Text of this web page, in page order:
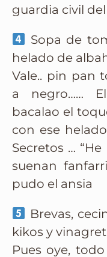
guardia civil del
Sopa de
helado de
Vale.. pin pan
a negro……
bacalao el
con ese
Secretos …
suenan
pudo el ansia
Brevas,
kikos y
Pues oye,